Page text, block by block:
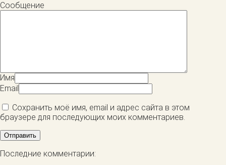
Сообщение
Имя
Email
Сохранить моё имя, email и адрес сайта в этом
браузере для последующих моих комментариев.
Последние комментарии: